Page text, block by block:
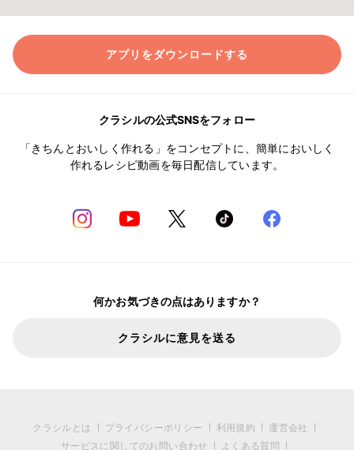
アプリをダウンロードする
クラシルの公式SNSをフォロー
「きちんとおいしく作れる」をコンセプトに、簡単においしく
作れるレシピ動画を毎日配信しています。
何かお気づきの点はありますか？
クラシルに意見を送る
クラシルとは プライバシーポリシー 利用規約
運営会社
サービスに関してのお問い合わせ
よくある質問